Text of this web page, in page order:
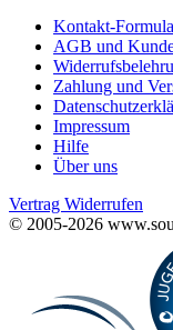
Kontakt-
AGB und
Zahlung und
Impressum
Hilfe
Über uns
Vertrag Widerrufen
© 2005-2026